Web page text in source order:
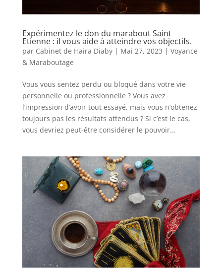
Expérimentez le don du marabout Saint
Etienne : il vous aide à atteindre vos objectifs.
par Cabinet de Haira Diaby| Mai 27, 2023 | Voyance
& Maraboutage
Vous vous sentez perdu ou bloqué dans votre vie
personnelle ou professionnelle ? Vous avez
l’impression d’avoir tout essayé, mais vous n’obtenez
toujours pas les résultats attendus ? Si c’est le cas,
vous devriez peut-être considérer le pouvoir...